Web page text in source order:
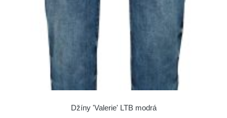
Džíny 'Valerie' LTB modrá